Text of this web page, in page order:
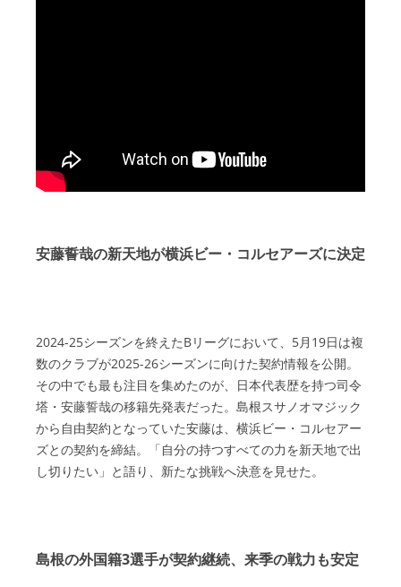
安藤誓哉の新天地が横浜ビー・コルセアーズに決定
2024-25シーズンを終えたBリーグにおいて、5月19日は複
数のクラブが2025-26シーズンに向けた契約情報を公開。
その中でも最も注目を集めたのが、日本代表歴を持つ司令
塔・安藤誓哉の移籍先発表だった。島根スサノオマジック
から自由契約となっていた安藤は、横浜ビー・コルセアー
ズとの契約を締結。「自分の持つすべての力を新天地で出
し切りたい」と語り、新たな挑戦へ決意を見せた。
島根の外国籍3選手が契約継続、来季の戦力も安定